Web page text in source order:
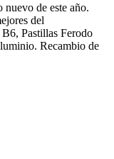
de este año.
del
Pastillas Ferodo
Recambio de